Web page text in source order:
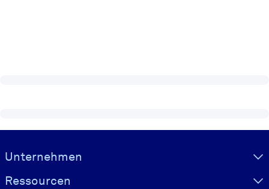
Visually hidden Text
Unternehmen
Ressourcen